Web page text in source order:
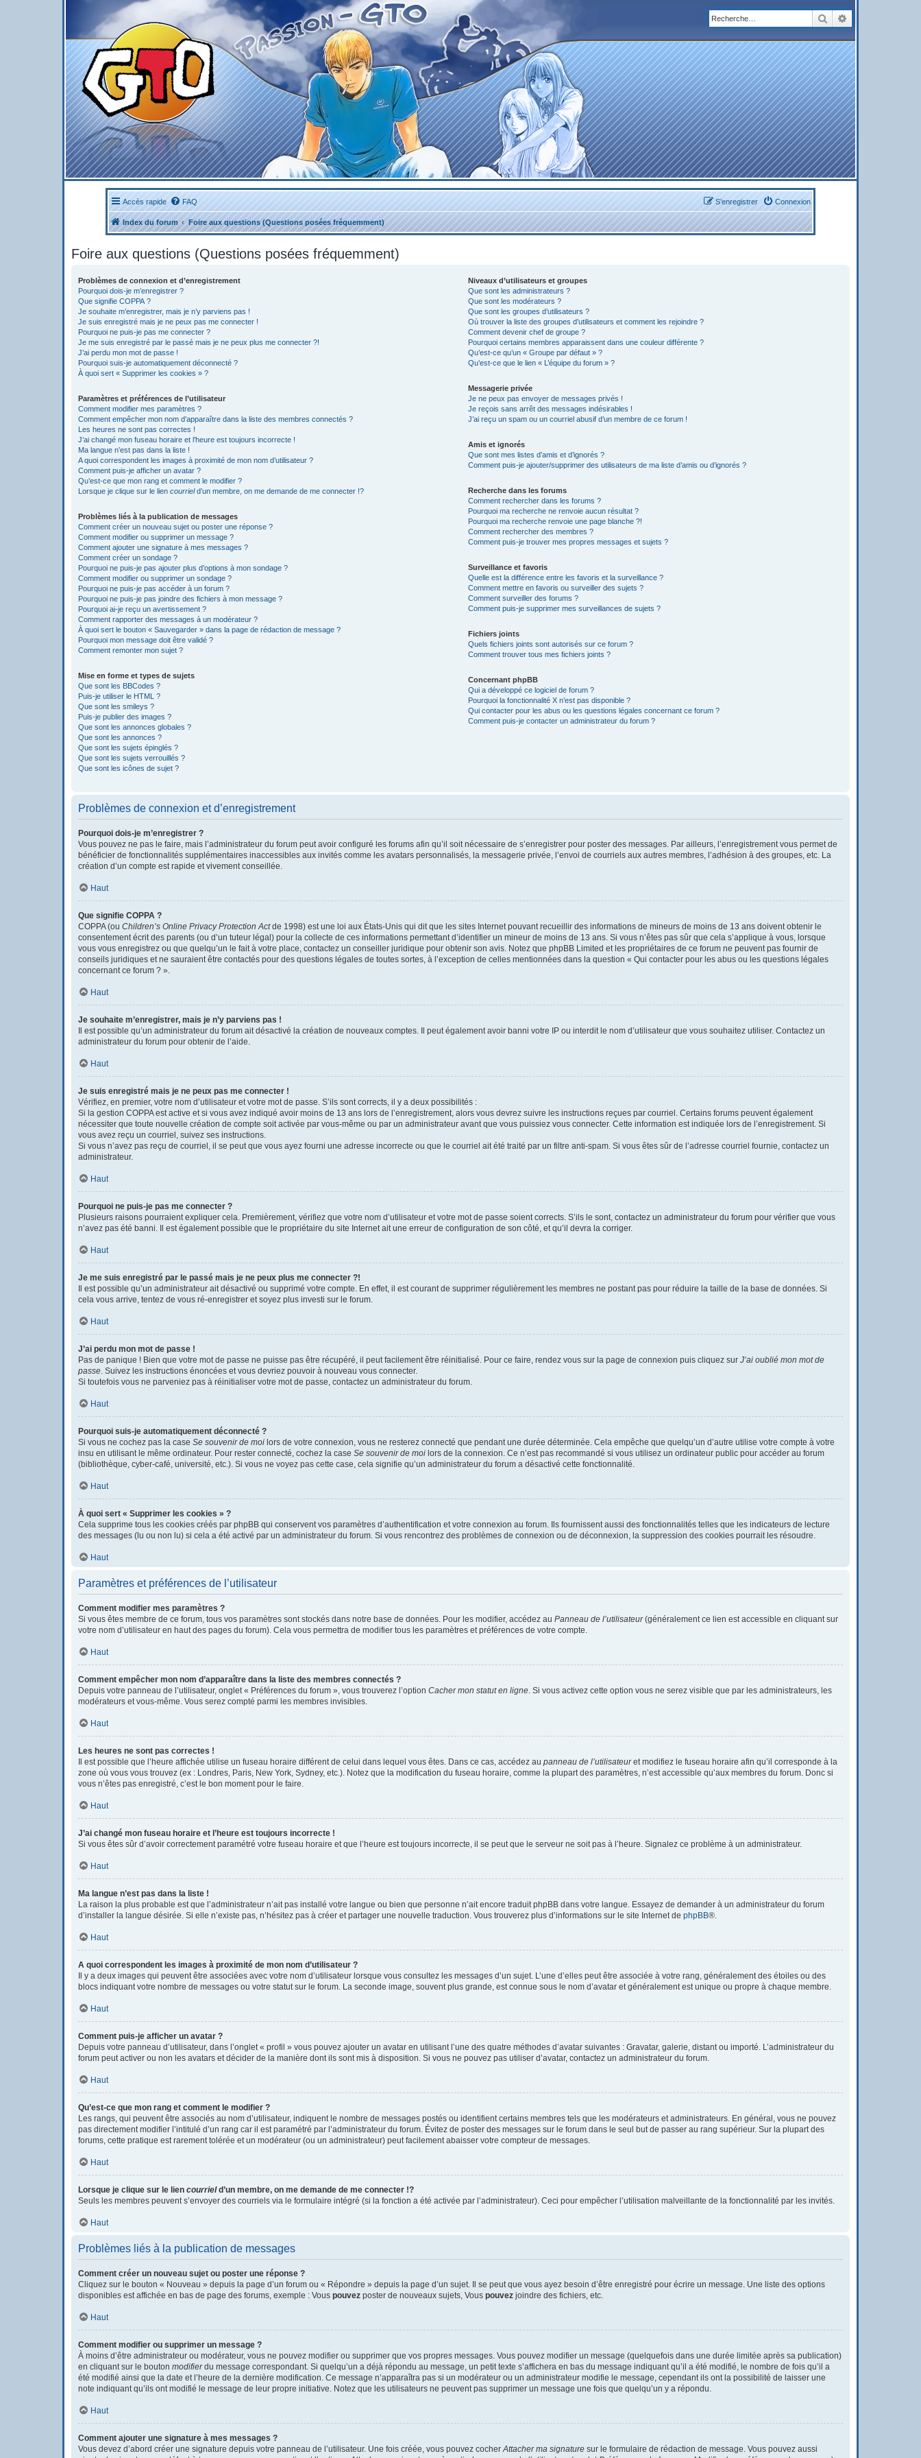
Rechercher
Accès rapide FAQ Connexion
S’enregistrer
Index du forum Foire aux questions (Questions posées fréquemment)
Foire aux questions (Questions posées fréquemment)
Problèmes de connexion et d’enregistrement
Pourquoi dois-je m’enregistrer ?
Que signifie COPPA ?
Je souhaite m’enregistrer, mais je n’y parviens pas !
Je suis enregistré mais je ne peux pas me connecter !
Pourquoi ne puis-je pas me connecter ?
Je me suis enregistré par le passé mais je ne peux plus me connecter ?!
J’ai perdu mon mot de passe !
Pourquoi suis-je automatiquement déconnecté ?
À quoi sert « Supprimer les cookies » ?
Paramètres et préférences de l’utilisateur
Comment modifier mes paramètres ?
Comment empêcher mon nom d’apparaître dans la liste des membres connectés ?
Les heures ne sont pas correctes !
J’ai changé mon fuseau horaire et l’heure est toujours incorrecte !
Ma langue n’est pas dans la liste !
A quoi correspondent les images à proximité de mon nom d’utilisateur ?
Comment puis-je afficher un avatar ?
Qu’est-ce que mon rang et comment le modifier ?
Lorsque je clique sur le lien courrield’un membre, on me demande de me connecter !?
Problèmes liés à la publication de messages
Comment créer un nouveau sujet ou poster une réponse ?
Comment modifier ou supprimer un message ?
Comment ajouter une signature à mes messages ?
Comment créer un sondage ?
Pourquoi ne puis-je pas ajouter plus d’options à mon sondage ?
Comment modifier ou supprimer un sondage ?
Pourquoi ne puis-je pas accéder à un forum ?
Pourquoi ne puis-je pas joindre des fichiers à mon message ?
Pourquoi ai-je reçu un avertissement ?
Comment rapporter des messages à un modérateur ?
À quoi sert le bouton « Sauvegarder » dans la page de rédaction de message ?
Pourquoi mon message doit être validé ?
Comment remonter mon sujet ?
Mise en forme et types de sujets
Que sont les BBCodes ?
Puis-je utiliser le HTML ?
Que sont les smileys ?
Puis-je publier des images ?
Que sont les annonces globales ?
Que sont les annonces ?
Que sont les sujets épinglés ?
Que sont les sujets verrouillés ?
Que sont les icônes de sujet ?
Niveaux d’utilisateurs et groupes
Que sont les administrateurs ?
Que sont les modérateurs ?
Que sont les groupes d’utilisateurs ?
Où trouver la liste des groupes d’utilisateurs et comment les rejoindre ?
Comment devenir chef de groupe ?
Pourquoi certains membres apparaissent dans une couleur différente ?
Qu’est-ce qu’un « Groupe par défaut » ?
Qu’est-ce que le lien « L’équipe du forum » ?
Messagerie privée
Je ne peux pas envoyer de messages privés !
Je reçois sans arrêt des messages indésirables !
J’ai reçu un spam ou un courriel abusif d’un membre de ce forum !
Amis et ignorés
Que sont mes listes d’amis et d’ignorés ?
Comment puis-je ajouter/supprimer des utilisateurs de ma liste d’amis ou d’ignorés ?
Recherche dans les forums
Comment rechercher dans les forums ?
Pourquoi ma recherche ne renvoie aucun résultat ?
Pourquoi ma recherche renvoie une page blanche ?!
Comment rechercher des membres ?
Comment puis-je trouver mes propres messages et sujets ?
Surveillance et favoris
Quelle est la différence entre les favoris et la surveillance ?
Comment mettre en favoris ou surveiller des sujets ?
Comment surveiller des forums ?
Comment puis-je supprimer mes surveillances de sujets ?
Fichiers joints
Quels fichiers joints sont autorisés sur ce forum ?
Comment trouver tous mes fichiers joints ?
Concernant phpBB
Qui a développé ce logiciel de forum ?
Pourquoi la fonctionnalité X n’est pas disponible ?
Qui contacter pour les abus ou les questions légales concernant ce forum ?
Comment puis-je contacter un administrateur du forum ?
Problèmes de connexion et d’enregistrement
Pourquoi dois-je m’enregistrer ?
Vous pouvez ne pas le faire, mais l’administrateur du forum peut avoir configuré les forums afin qu’il soit nécessaire de s’enregistrer pour poster des messages. Par ailleurs, l’enregistrement vous permet de
bénéficier de fonctionnalités supplémentaires inaccessibles aux invités comme les avatars personnalisés, la messagerie privée, l’envoi de courriels aux autres membres, l’adhésion à des groupes, etc. La
création d’un compte est rapide et vivement conseillée.
Haut
Que signifie COPPA ?
COPPA (ou Children’s Online Privacy Protection Actde 1998) est une loi aux États-Unis qui dit que les sites Internet pouvant recueillir des informations de mineurs de moins de 13 ans doivent obtenir le
consentement écrit des parents (ou d’un tuteur légal) pour la collecte de ces informations permettant d’identifier un mineur de moins de 13 ans. Si vous n’êtes pas sûr que cela s’applique à vous, lorsque
vous vous enregistrez ou que quelqu’un le fait à votre place, contactez un conseiller juridique pour obtenir son avis. Notez que phpBB Limited et les propriétaires de ce forum ne peuvent pas fournir de
conseils juridiques et ne sauraient être contactés pour des questions légales de toutes sortes, à l’exception de celles mentionnées dans la question « Qui contacter pour les abus ou les questions légales
concernant ce forum ? ».
Haut
Je souhaite m’enregistrer, mais je n’y parviens pas !
Il est possible qu’un administrateur du forum ait désactivé la création de nouveaux comptes. Il peut également avoir banni votre IP ou interdit le nom d’utilisateur que vous souhaitez utiliser. Contactez un
administrateur du forum pour obtenir de l’aide.
Haut
Je suis enregistré mais je ne peux pas me connecter !
Vérifiez, en premier, votre nom d’utilisateur et votre mot de passe. S’ils sont corrects, il y a deux possibilités :
Si la gestion COPPA est active et si vous avez indiqué avoir moins de 13 ans lors de l’enregistrement, alors vous devrez suivre les instructions reçues par courriel. Certains forums peuvent également
nécessiter que toute nouvelle création de compte soit activée par vous-même ou par un administrateur avant que vous puissiez vous connecter. Cette information est indiquée lors de l’enregistrement. Si
vous avez reçu un courriel, suivez ses instructions.
Si vous n’avez pas reçu de courriel, il se peut que vous ayez fourni une adresse incorrecte ou que le courriel ait été traité par un filtre anti-spam. Si vous êtes sûr de l’adresse courriel fournie, contactez un
administrateur.
Haut
Pourquoi ne puis-je pas me connecter ?
Plusieurs raisons pourraient expliquer cela. Premièrement, vérifiez que votre nom d’utilisateur et votre mot de passe soient corrects. S’ils le sont, contactez un administrateur du forum pour vérifier que vous
n’avez pas été banni. Il est également possible que le propriétaire du site Internet ait une erreur de configuration de son côté, et qu’il devra la corriger.
Haut
Je me suis enregistré par le passé mais je ne peux plus me connecter ?!
Il est possible qu’un administrateur ait désactivé ou supprimé votre compte. En effet, il est courant de supprimer régulièrement les membres ne postant pas pour réduire la taille de la base de données. Si
cela vous arrive, tentez de vous ré-enregistrer et soyez plus investi sur le forum.
Haut
J’ai perdu mon mot de passe !
Pas de panique ! Bien que votre mot de passe ne puisse pas être récupéré, il peut facilement être réinitialisé. Pour ce faire, rendez vous sur la page de connexion puis cliquez sur J’ai oublié mon mot de
passe. Suivez les instructions énoncées et vous devriez pouvoir à nouveau vous connecter.
Si toutefois vous ne parveniez pas à réinitialiser votre mot de passe, contactez un administrateur du forum.
Haut
Pourquoi suis-je automatiquement déconnecté ?
Si vous ne cochez pas la case Se souvenir de moi lors de votre connexion, vous ne resterez connecté que pendant une durée déterminée. Cela empêche que quelqu’un d’autre utilise votre compte à votre
insu en utilisant le même ordinateur. Pour rester connecté, cochez la case Se souvenir de moi lors de la connexion. Ce n’est pas recommandé si vous utilisez un ordinateur public pour accéder au forum
(bibliothèque, cyber-café, université, etc.). Si vous ne voyez pas cette case, cela signifie qu’un administrateur du forum a désactivé cette fonctionnalité.
Haut
À quoi sert « Supprimer les cookies » ?
Cela supprime tous les cookies créés par phpBB qui conservent vos paramètres d’authentification et votre connexion au forum. Ils fournissent aussi des fonctionnalités telles que les indicateurs de lecture
des messages (lu ou non lu) si cela a été activé par un administrateur du forum. Si vous rencontrez des problèmes de connexion ou de déconnexion, la suppression des cookies pourrait les résoudre.
Haut
Paramètres et préférences de l’utilisateur
Comment modifier mes paramètres ?
Si vous êtes membre de ce forum, tous vos paramètres sont stockés dans notre base de données. Pour les modifier, accédez au Panneau de l’utilisateur(généralement ce lien est accessible en cliquant sur
votre nom d’utilisateur en haut des pages du forum). Cela vous permettra de modifier tous les paramètres et préférences de votre compte.
Haut
Comment empêcher mon nom d’apparaître dans la liste des membres connectés ?
Depuis votre panneau de l’utilisateur, onglet « Préférences du forum », vous trouverez l’option Cacher mon statut en ligne. Si vous activez cette option vous ne serez visible que par les administrateurs, les
modérateurs et vous-même. Vous serez compté parmi les membres invisibles.
Haut
Les heures ne sont pas correctes !
Il est possible que l’heure affichée utilise un fuseau horaire différent de celui dans lequel vous êtes. Dans ce cas, accédez au panneau de l’utilisateuret modifiez le fuseau horaire afin qu’il corresponde à la
zone où vous vous trouvez (ex : Londres, Paris, New York, Sydney, etc.). Notez que la modification du fuseau horaire, comme la plupart des paramètres, n’est accessible qu’aux membres du forum. Donc si
vous n’êtes pas enregistré, c’est le bon moment pour le faire.
Haut
J’ai changé mon fuseau horaire et l’heure est toujours incorrecte !
Si vous êtes sûr d’avoir correctement paramétré votre fuseau horaire et que l’heure est toujours incorrecte, il se peut que le serveur ne soit pas à l’heure. Signalez ce problème à un administrateur.
Haut
Ma langue n’est pas dans la liste !
La raison la plus probable est que l’administrateur n’ait pas installé votre langue ou bien que personne n’ait encore traduit phpBB dans votre langue. Essayez de demander à un administrateur du forum
d’installer la langue désirée. Si elle n’existe pas, n’hésitez pas à créer et partager une nouvelle traduction. Vous trouverez plus d’informations sur le site Internet de phpBB®.
Haut
A quoi correspondent les images à proximité de mon nom d’utilisateur ?
Il y a deux images qui peuvent être associées avec votre nom d’utilisateur lorsque vous consultez les messages d’un sujet. L’une d’elles peut être associée à votre rang, généralement des étoiles ou des
blocs indiquant votre nombre de messages ou votre statut sur le forum. La seconde image, souvent plus grande, est connue sous le nom d’avatar et généralement est unique ou propre à chaque membre.
Haut
Comment puis-je afficher un avatar ?
Depuis votre panneau d’utilisateur, dans l’onglet « profil » vous pouvez ajouter un avatar en utilisant l’une des quatre méthodes d’avatar suivantes : Gravatar, galerie, distant ou importé. L’administrateur du
forum peut activer ou non les avatars et décider de la manière dont ils sont mis à disposition. Si vous ne pouvez pas utiliser d’avatar, contactez un administrateur du forum.
Haut
Qu’est-ce que mon rang et comment le modifier ?
Les rangs, qui peuvent être associés au nom d’utilisateur, indiquent le nombre de messages postés ou identifient certains membres tels que les modérateurs et administrateurs. En général, vous ne pouvez
pas directement modifier l’intitulé d’un rang car il est paramétré par l’administrateur du forum. Évitez de poster des messages sur le forum dans le seul but de passer au rang supérieur. Sur la plupart des
forums, cette pratique est rarement tolérée et un modérateur (ou un administrateur) peut facilement abaisser votre compteur de messages.
Haut
Lorsque je clique sur le lien courrield’un membre, on me demande de me connecter !?
Seuls les membres peuvent s’envoyer des courriels via le formulaire intégré (si la fonction a été activée par l’administrateur). Ceci pour empêcher l’utilisation malveillante de la fonctionnalité par les invités.
Haut
Problèmes liés à la publication de messages
Comment créer un nouveau sujet ou poster une réponse ?
Cliquez sur le bouton « Nouveau » depuis la page d’un forum ou « Répondre » depuis la page d’un sujet. Il se peut que vous ayez besoin d’être enregistré pour écrire un message. Une liste des options
disponibles est affichée en bas de page des forums, exemple : Vous pouvez poster de nouveaux sujets, Vous pouvez joindre des fichiers, etc.
Haut
Comment modifier ou supprimer un message ?
À moins d’être administrateur ou modérateur, vous ne pouvez modifier ou supprimer que vos propres messages. Vous pouvez modifier un message (quelquefois dans une durée limitée après sa publication)
en cliquant sur le bouton modifierdu message correspondant. Si quelqu’un a déjà répondu au message, un petit texte s’affichera en bas du message indiquant qu’il a été modifié, le nombre de fois qu’il a
été modifié ainsi que la date et l’heure de la dernière modification. Ce message n’apparaîtra pas si un modérateur ou un administrateur modifie le message, cependant ils ont la possibilité de laisser une
note indiquant qu’ils ont modifié le message de leur propre initiative. Notez que les utilisateurs ne peuvent pas supprimer un message une fois que quelqu’un y a répondu.
Haut
Comment ajouter une signature à mes messages ?
Vous devez d’abord créer une signature depuis votre panneau de l’utilisateur. Une fois créée, vous pouvez cocherAttacher ma signature sur le formulaire de rédaction de message. Vous pouvez aussi